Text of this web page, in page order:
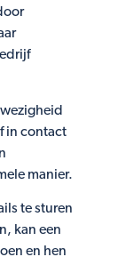
in contact
manier.
te sturen
kan een
en hen